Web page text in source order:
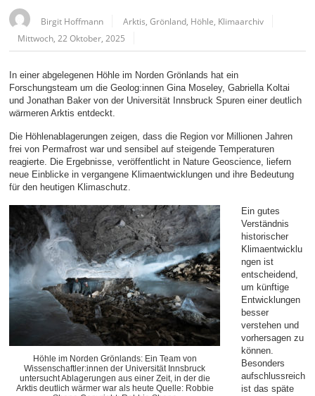
Birgit Hoffmann Arktis ,Grönland Höhle Klimaarchiv
Mittwoch, 22 Oktober, 2025
In einer abgelegenen Höhle im Norden Grönlands hat ein
Forschungsteam um die Geolog:innen Gina Moseley, Gabriella Koltai
und Jonathan Baker von der Universität Innsbruck Spuren einer deutlich
wärmeren Arktis entdeckt.
Die Höhlenablagerungen zeigen, dass die Region vor Millionen Jahren
frei von Permafrost war und sensibel auf steigende Temperaturen
reagierte. Die Ergebnisse, veröffentlicht in Nature Geoscience, liefern
neue Einblicke in vergangene Klimaentwicklungen und ihre Bedeutung
für den heutigen Klimaschutz.
Höhle im Norden Grönlands: Ein Team von
Wissenschaftler:innen der Universität Innsbruck
untersucht Ablagerungen aus einer Zeit, in der die
Arktis deutlich wärmer war als heute Quelle: Robbie
Ein gutes
Verständnis
historischer
Klimaentwicklu
ngen ist
entscheidend,
um künftige
Entwicklungen
besser
verstehen und
vorhersagen zu
können.
Besonders
aufschlussreich
ist das späte